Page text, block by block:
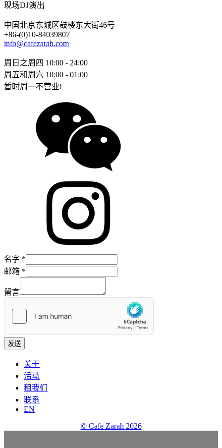
现场DJ演出
中国北京东城区鼓楼东大街46号
+86-(0)10-84039807
info@cafezarah.com
周日之周四 10:00 - 24:00
周五和周六 10:00 - 01:00
暂时周一不营业!
留
言
字
名字 *
邮箱 *
留言
发送
关于
活动
租我们
联系
EN
© Cafe Zarah 2026